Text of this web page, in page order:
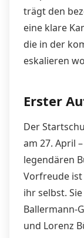
trägt den
eine klare
die in der
eskalieren
Erster
Der
am 27. April
legendären
Vorfreude ist
ihr selbst.
Ballermann-
und Lorenz